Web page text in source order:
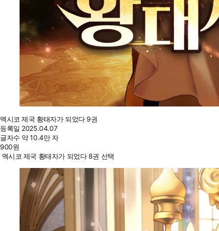
멕시코 제국 황태자가 되었다 9권
등록일 2025.04.07
글자수 약 10.4만 자
900원
멕시코 제국 황태자가 되었다 8권 선택